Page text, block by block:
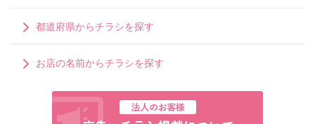
都道府県からチラシを探す
お店の名前からチラシを探す